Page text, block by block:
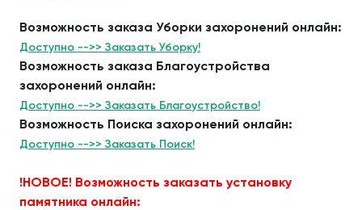
Возможность заказа Уборки захоронений онлайн:
Доступно -->> Заказать Уборку!
Возможность заказа Благоустройства
захоронений онлайн:
Доступно -->> Заказать Благоустройство!
Возможность Поиска захоронений онлайн:
Доступно -->> Заказать Поиск!
!НОВОЕ! Возможность заказать установку
памятника онлайн: